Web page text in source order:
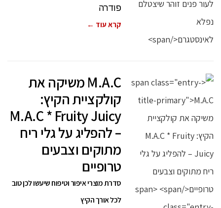
פודרה
קרא עוד ←
M.A.C משיקה את
קולקציית הקיץ:
M.A.C * Fruity Juicy
– להפליג על גלי ריח
מתוקים וצבעים
טרופיים
סדרת מוצרי איפור וטיפוח שיעשו לכן טוב
לכל אורך הקיץ